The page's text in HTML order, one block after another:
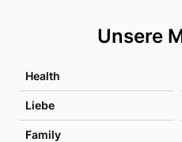
Unsere
Health
Liebe
Family